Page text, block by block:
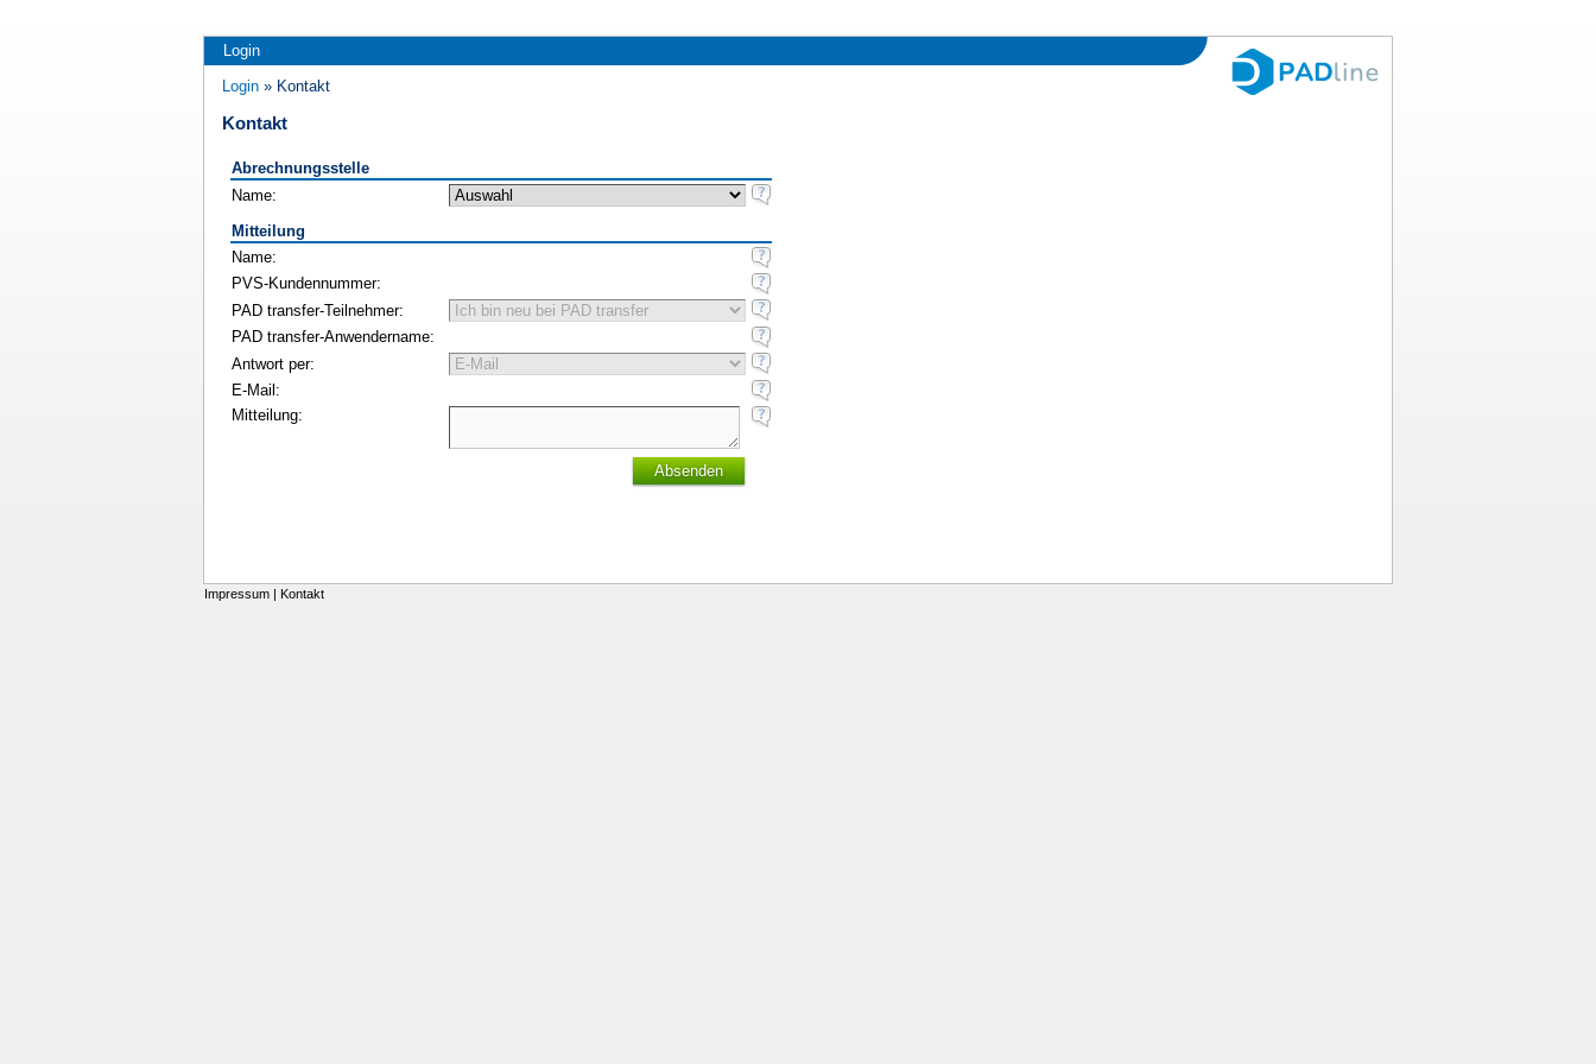
Login
Login » Kontakt
Kontakt
Abrechnungsstelle
Name:
Mitteilung
Name:
PVS-Kundennummer:
PAD transfer-Teilnehmer:
PAD transfer-Anwendername:
Antwort per:
E-Mail:
Mitteilung:
Absenden
Impressum | Kontakt